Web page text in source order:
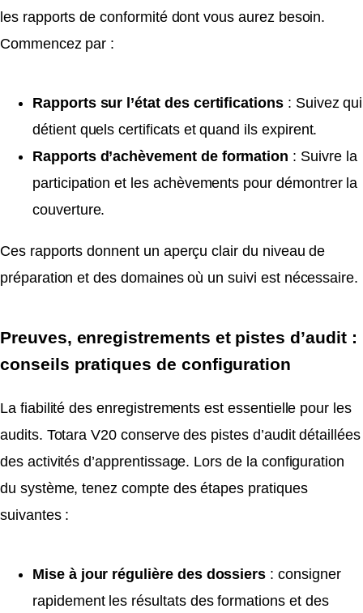
les rapports de conformité dont vous aurez besoin.
Commencez par :
Rapports sur l’état des certifications : Suivez qui
détient quels certificats et quand ils expirent.
Rapports d’achèvement de formation : Suivre la
participation et les achèvements pour démontrer la
couverture.
Ces rapports donnent un aperçu clair du niveau de
préparation et des domaines où un suivi est nécessaire.
Preuves, enregistrements et pistes d’audit :
conseils pratiques de configuration
La fiabilité des enregistrements est essentielle pour les
audits. Totara V20 conserve des pistes d’audit détaillées
des activités d’apprentissage. Lors de la configuration
du système, tenez compte des étapes pratiques
suivantes :
Mise à jour régulière des dossiers : consigner
rapidement les résultats des formations et des